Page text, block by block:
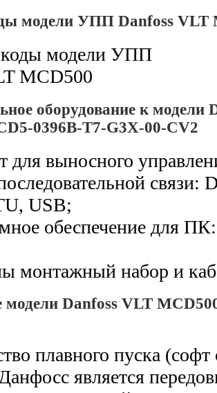
модели УПП Danfoss VLT
оборудование к модели
0396B-T7-G3X-00-CV2
для выносного
связи:
USB;
обеспечение для
монтажный набор и
модели Danfoss VLT
плавного пуска (софт
является